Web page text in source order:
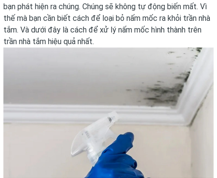
bạn phát hiện ra chúng. Chúng sẽ không tự động biến mất. Vì
thế mà bạn cần biết cách để loại bỏ nấm mốc ra khỏi trần nhà
tắm. Và dưới đây là cách để xử lý nấm mốc hình thành trên
trần nhà tắm hiệu quả nhất.